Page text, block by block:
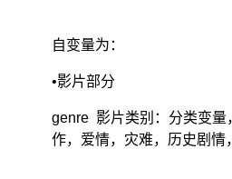
自变量为：
•影片部分
genre 影片类别：分类变量
作，爱情，灾难，历史剧